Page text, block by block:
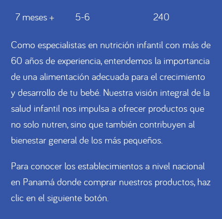
7 meses +
5-6 240
Como especialistas en nutrición infantil con más de
60 años de experiencia, entendemos la importancia
de una alimentación adecuada para el crecimiento
y desarrollo de tu bebé. Nuestra visión integral de la
salud infantil nos impulsa a ofrecer productos que
no solo nutren, sino que también contribuyen al
bienestar general de los más pequeños.
Para conocer los establecimientos a nivel nacional
en Panamá donde comprar nuestros productos, haz
clic en el siguiente botón.